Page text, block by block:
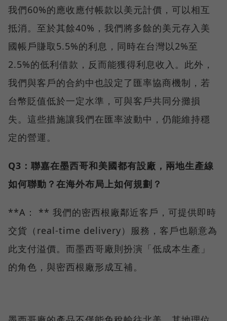
我們60%的應收應付帳款以美元計價，可以相互
抵消。至於其餘40%，我們將多餘的美元存入美
國帳戶賺取5.5%的利息，同時在台灣以2%至
2.5%的低利借款，反而能獲得利息收入。此外，
我們與客戶的合約中也設定了匯率協商機制，若
台幣貶值低於一定水準，可與客戶共同分攤損
失。這些措施讓我們在匯率波動中，仍能維持穩
定的營運。
Q3：聯嘉在墨西哥和美國都有設廠，兩地生產線
如何聯動？在海外布局上如何規劃？
**A： ** 我們的密西根廠鄰近客戶，可提供即時
交貨（real-time delivery）服務，客戶也願意為
此支付溢價。而墨西哥廠則扮演「低成本生產」
的角色，與密西根廠形成互補。